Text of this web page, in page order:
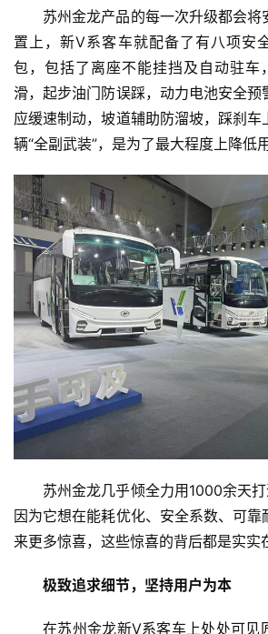
首
页
资
商
业
消
费
生
科
技
登录
苏州金龙产品的每一次升级都会将
置上，新V系客车就配备了有八项安
包，包括了离座不能挂挡及自动驻车
滑，起步油门防误踩，动力电池安全预
应缓速制动，坡道辅助防溜坡，踩刹车
辆“全副武装”，是为了最大程度上降低
苏州金龙几乎倾全力用1000余天
因为它想在能耗优化、安全系数、可
来更多惊喜，这些惊喜的背后都是实实
极致追求细节，坚持用户为本
在苏州金龙新V系客车上处处可见